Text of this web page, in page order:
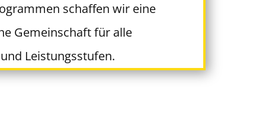
schaffen wir eine
Gemeinschaft für alle
Leistungsstufen.